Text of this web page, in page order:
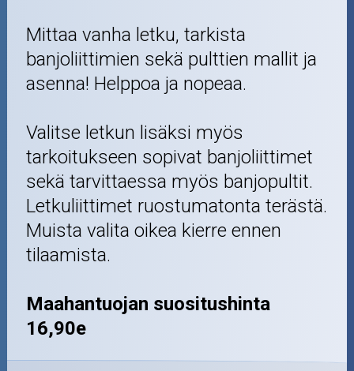
Mittaa vanha letku, tarkista
banjoliittimien sekä pulttien mallit ja
asenna! Helppoa ja nopeaa.
Valitse letkun lisäksi myös
tarkoitukseen sopivat banjoliittimet
sekä tarvittaessa myös banjopultit.
Letkuliittimet ruostumatonta terästä.
Muista valita oikea kierre ennen
tilaamista.
Maahantuojan suositushinta
16,90e